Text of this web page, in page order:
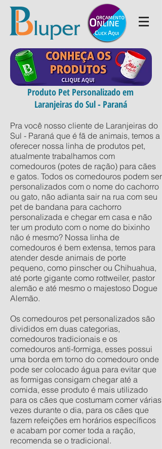
Produto Pet Personalizado em
Laranjeiras do Sul - Paraná
Pra você nosso cliente de Laranjeiras do
Sul - Paraná que é fã de animais, temos a
oferecer nossa linha de produtos pet,
atualmente trabalhamos com
comedouros (potes de ração) para cães
e gatos. Todos os comedouros podem ser
personalizados com o nome do cachorro
ou gato, não adianta sair na rua com seu
pet de bandana para cachorro
personalizada e chegar em casa e não
ter um produto com o nome do bixinho
não é mesmo? Nossa linha de
comedouros é bem extensa, temos para
atender desde animais de porte
pequeno, como pinscher ou Chihuahua,
até porte gigante como rottweiler, pastor
alemão e até mesmo o majestoso Dogue
Alemão.
Os comedouros pet personalizados são
divididos em duas categorias,
comedouros tradicionais e os
comedouros anti-formiga, esses possui
uma borda em torno do comedouro onde
pode ser colocado água para evitar que
as formigas consigam chegar até a
comida, esse produto é mais utilizado
para os cães que costumam comer várias
vezes durante o dia, para os cães que
fazem refeições em horários específicos
e acabam por comer toda a ração,
recomenda se o tradicional.